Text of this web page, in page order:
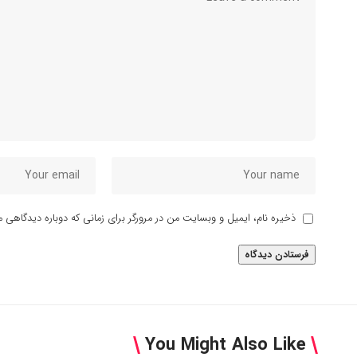
ذخیره نام، ایمیل و وبسایت من در مرورگر برای زمانی که دوباره
You Might Also Like